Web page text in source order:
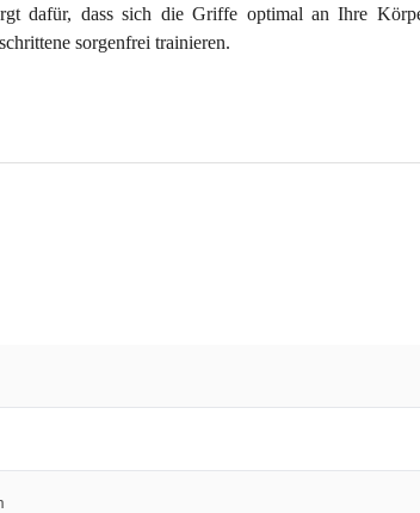
dafür, dass sich die Griffe optimal an Ihre
sorgenfrei trainieren.